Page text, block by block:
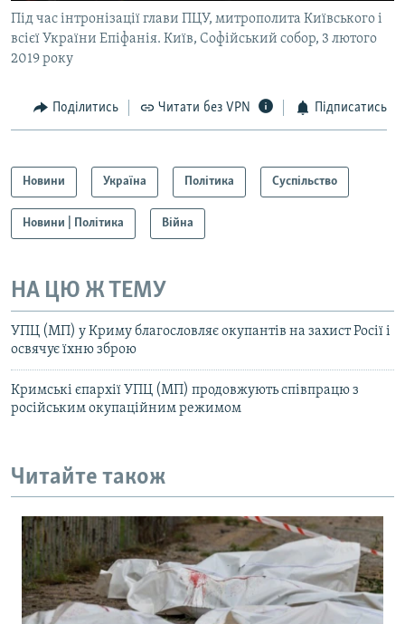
Під час інтронізації глави ПЦУ, митрополита Київського і
всієї України Епіфанія. Київ, Софійський собор, 3 лютого
2019 року
Поділитись Читати без VPN Підписатись
Новини Україна Політика Суспільство
Новини | Політика Війна
НА ЦЮ Ж ТЕМУ
УПЦ (МП) у Криму благословляє окупантів на захист Росії і
освячує їхню зброю
Кримські єпархії УПЦ (МП) продовжують співпрацю з
російським окупаційним режимом
Читайте також